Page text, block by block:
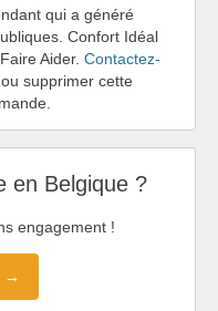
qui a généré
Confort Idéal
Aider. Contactez-
supprimer cette
en Belgique ?
engagement !
→